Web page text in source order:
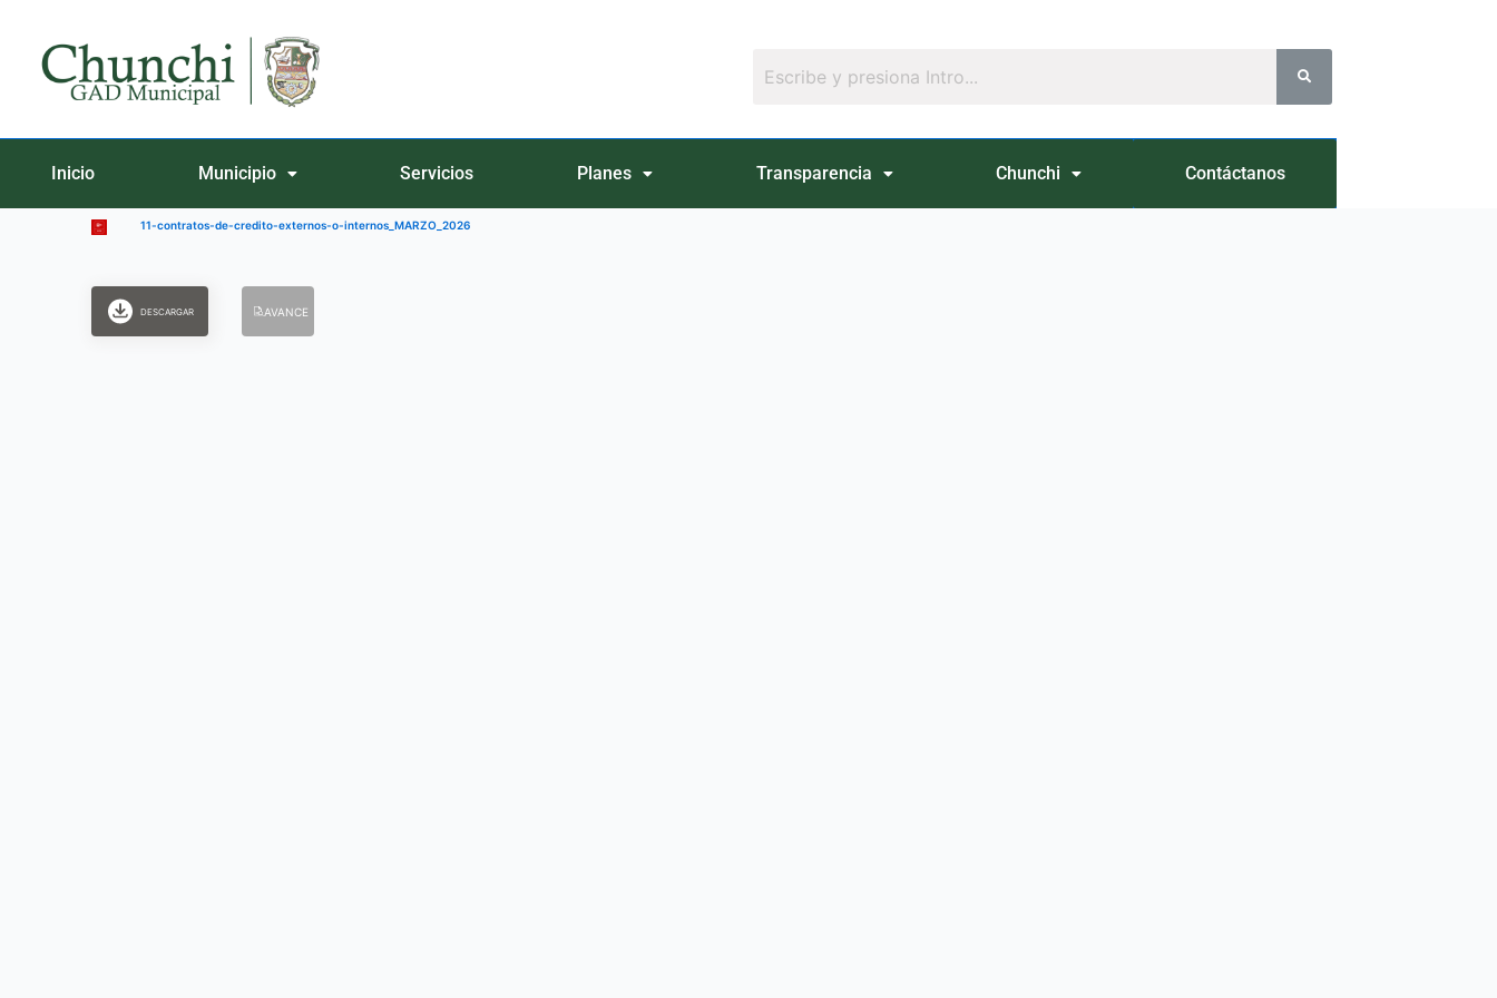
contenido
Inicio Municipio Servicios Planes Transparencia Chunchi Contáctanos
11-contratos-de-credito-externos-o-internos_MARZO_2026
DESCARGAR AVANCE